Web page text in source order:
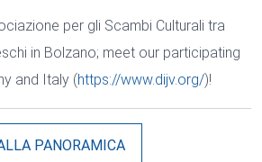
per gli Scambi Culturali tra
in Bolzano; meet our participating
and Italy (https://www.dijv.org/)!
PANORAMICA